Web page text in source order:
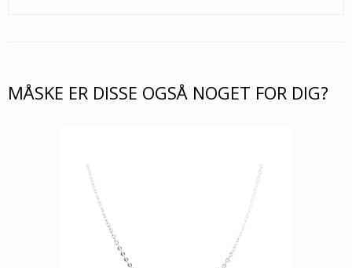
MÅSKE ER DISSE OGSÅ NOGET FOR DIG?